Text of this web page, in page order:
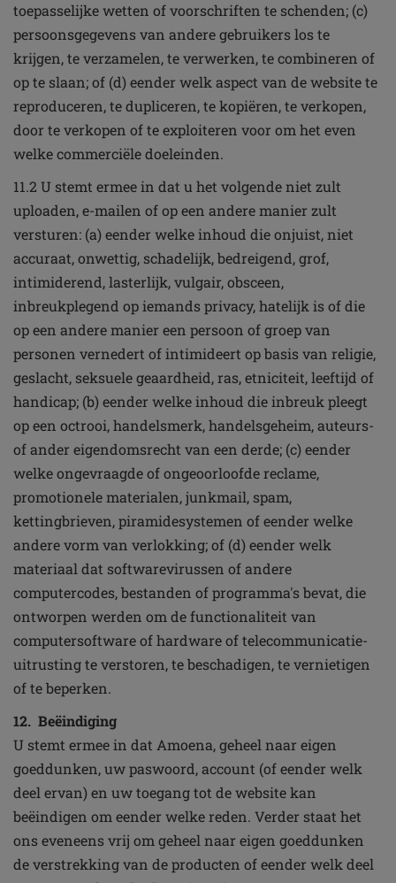
toepasselijke wetten of voorschriften te schenden; (c)
persoonsgegevens van andere gebruikers los te
krijgen, te verzamelen, te verwerken, te combineren of
op te slaan; of (d) eender welk aspect van de website te
reproduceren, te dupliceren, te kopiëren, te verkopen,
door te verkopen of te exploiteren voor om het even
welke commerciële doeleinden.
11.2 U stemt ermee in dat u het volgende niet zult
uploaden, e-mailen of op een andere manier zult
versturen: (a) eender welke inhoud die onjuist, niet
accuraat, onwettig, schadelijk, bedreigend, grof,
intimiderend, lasterlijk, vulgair, obsceen,
inbreukplegend op iemands privacy, hatelijk is of die
op een andere manier een persoon of groep van
personen vernedert of intimideert op basis van religie,
geslacht, seksuele geaardheid, ras, etniciteit, leeftijd of
handicap; (b) eender welke inhoud die inbreuk pleegt
op een octrooi, handelsmerk, handelsgeheim, auteurs-
of ander eigendomsrecht van een derde; (c) eender
welke ongevraagde of ongeoorloofde reclame,
promotionele materialen, junkmail, spam,
kettingbrieven, piramidesystemen of eender welke
andere vorm van verlokking; of (d) eender welk
materiaal dat softwarevirussen of andere
computercodes, bestanden of programma's bevat, die
ontworpen werden om de functionaliteit van
computersoftware of hardware of telecommunicatie-
uitrusting te verstoren, te beschadigen, te vernietigen
of te beperken.
12. Beëindiging
U stemt ermee in dat Amoena, geheel naar eigen
goeddunken, uw paswoord, account (of eender welk
deel ervan) en uw toegang tot de website kan
beëindigen om eender welke reden. Verder staat het
ons eveneens vrij om geheel naar eigen goeddunken
de verstrekking van de producten of eender welk deel